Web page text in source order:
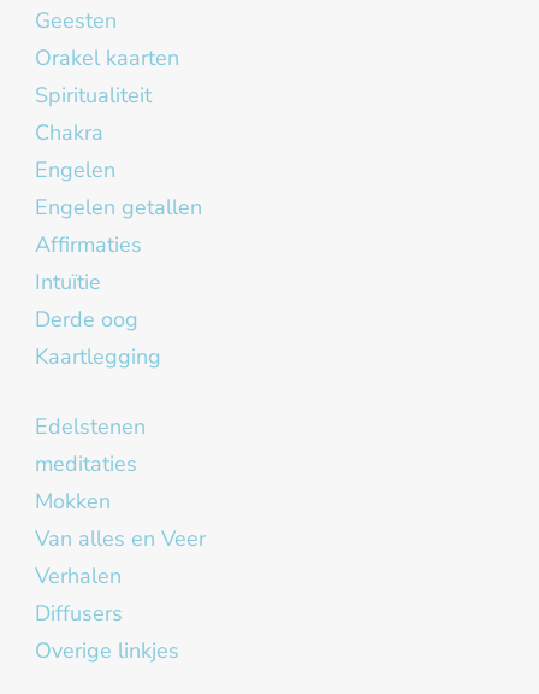
Geesten
Orakel kaarten
Spiritualiteit
Chakra
Engelen
Engelen getallen
Affirmaties
Intuïtie
Derde oog
Kaartlegging
Edelstenen
meditaties
Mokken
Van alles en Veer
Verhalen
Diffusers
Overige linkjes